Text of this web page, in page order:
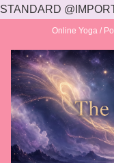
STANDARD
Online Yoga /